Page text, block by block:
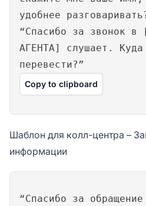
удобнее
“Спасибо за звонок
АГЕНТА] слушает.
перевести?”
Copy to clipboard
Шаблон для колл-центра –
информации
“Спасибо за